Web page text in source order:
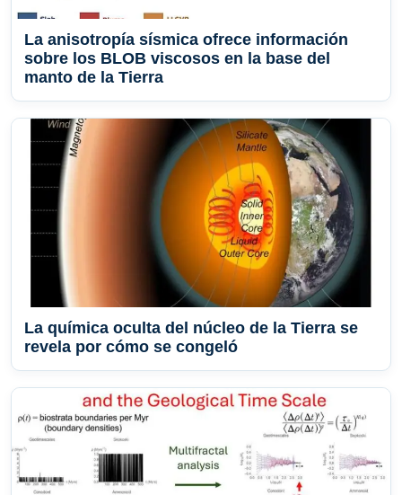
La anisotropía sísmica ofrece información
sobre los BLOB viscosos en la base del
manto de la Tierra
La química oculta del núcleo de la Tierra se
revela por cómo se congeló